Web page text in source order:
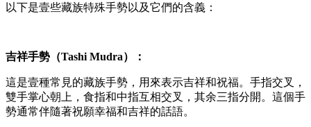
以下是壹些藏族特殊手勢以及它們的含義：
吉祥手勢（Tashi Mudra）：
這是壹種常見的藏族手勢，用來表示吉祥和祝福。手指交叉，
雙手掌心朝上，食指和中指互相交叉，其余三指分開。這個手
勢通常伴隨著祝願幸福和吉祥的話語。